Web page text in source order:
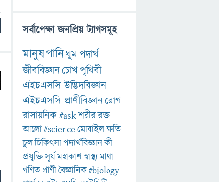
সর্বাপেক্ষা জনপ্রিয় ট্যাগসমূহ
মানুষপানিঘুমপদার্থ-
জীববিজ্ঞানচোখপৃথিবী
এইচএসসি-উদ্ভিদবিজ্ঞান
এইচএসসি-প্রাণীবিজ্ঞানরোগ
রাসায়নিক#askশরীররক্ত
আলো#scienceমোবাইলক্ষতি
চুলচিকিৎসাপদার্থবিজ্ঞানকী
প্রযুক্তিসূর্যমহাকাশস্বাস্থ্যমাথা
গণিত প্রাণীবৈজ্ঞানিক#biology